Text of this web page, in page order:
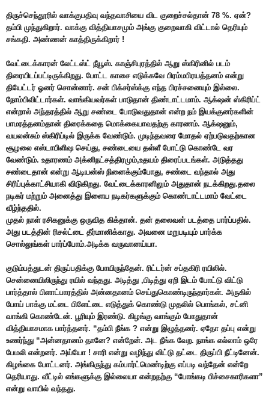
திருச்செந்தூரில் வாக்குபதிவு வந்தவாசியை விட குறைச்சல்தான் 78 %. ஏன்?
தம்பி முந்துகிறார். வாக்கு வித்தியாசமும் அங்கு குறைவாகி விட்டால் தெரியும்
சங்கதி. அண்ணன் காத்திருக்கிறார் !
வேட்டைக்காரன் லேட்டஸ்ட் நீயூஸ். காஞ்சிபுரத்தில் ஆறு ஸ்கிரினில் படம்
திரையிடப்பட்டிருக்கிறது. போட்ட காசை எடுக்கவே பிரம்மபிரயத்தனம் என்று
தியேட்டர் ஓனர் சொன்னார். சன் பிக்சர்ஸ்க்கு எந்த பிரச்சனையும் இல்லை.
நோம்பிவிட்டார்கள். வாங்கியவர்கள் பாடுதான் திண்டாட்டமாம். ஆக்‌ஷன் ஸ்கிரிப்ட்
என்றால் அந்தரத்தில் ஆறு சண்டை போடுவதுதான் என்ற நம் இயக்குனர்களின்
பாமரத்தனம்தான் திரைக்கதை மொக்கையாவதற்கு காரணம். ஆக்‌ஷனும்,
வயலன்சும் ஸ்கிரிப்டில் இருக்க வேண்டும். முடிந்தவரை மோதல் ஏற்படுவதற்கான
சூழலை எஸ்டாபிளிஷ செய்து, சண்டையை தள்ளீ போட்டு கொண்டே வர
வேண்டும். உதாரணம் அக்னிநட்சத்திரமும்,உதயம் திரைப்படங்கள். அடுத்தது
சண்டைதான் என்று ஆடியன்ஸ் நினைக்கும்போது, சண்டை வந்தால் அது
சிரிப்புக்காட்சியாகி விடுகிறது. வேட்டைக்காரனிலும் அதுதான் நடக்கிறது.தலை
நடிகர் மற்றும் அனைத்து இளைய நடிகர்களுக்கும் கொண்டாட்டமாம் வேட்டை
வீழ்ந்ததில்.
முதல் நாள் ரசிகனுக்கு ஒருவித கிக்தான். தன் தலைவன் படத்தை பார்ப்பதில்.
அது படத்தின் ரிசல்ட்டை தீர்மானிக்காது. அவனை மறுபடியும் பார்க்க
சொல்லுங்கள் பார்ப்போம்.அடிக்க வருவானய்யா.
குடும்பத்துடன் திருப்பதிக்கு போயிருந்தேன். ரிட்டர்ன் சப்தகிரி ரயிலில்.
சென்னையிலிருந்து ரயில் வந்தது. அடித்து ,பிடித்து ஏறி இடம் போட்டு விட்டு
பார்த்தால் பிளாட்பாரத்தில் அன்னதானம் செய்துகொண்டிருந்தார்கள். அருகில்
போய் பாக்கு மட்டை பிளேட்டை எடுத்துக் கொண்டு முதலில் பொங்கல், சட்னி
வாங்கி கொண்டேன். பூரியும் இரண்டு. கிழங்கு வாங்கும் போதுதான்
வித்தியாசமாக பார்த்தனர். “தம்பி நீங்க ? என்று இழுத்தனர். ஏதோ தப்பு என்று
உணர்ந்து “அன்னதானம் தானே? என்றேன். அட நீங்க வேற. நாங்க எல்லாம் ஒரே
பேமலி என்றனர். அய்யோ ! சாரி என்று வழிந்து விட்டு தட்டை திருப்பி நீட்டினேன்.
கிழங்கை போட்டனர். அங்கிருந்து கம்பார்ட்மெண்டிற்கு எப்படி வந்தேன் என்றே
தெரியாது. வீட்டில் எங்களுக்கு இல்லையா என்றதற்கு “போங்கடி பிச்சைகாரிகளா”
என்று வாயில் வந்தது.